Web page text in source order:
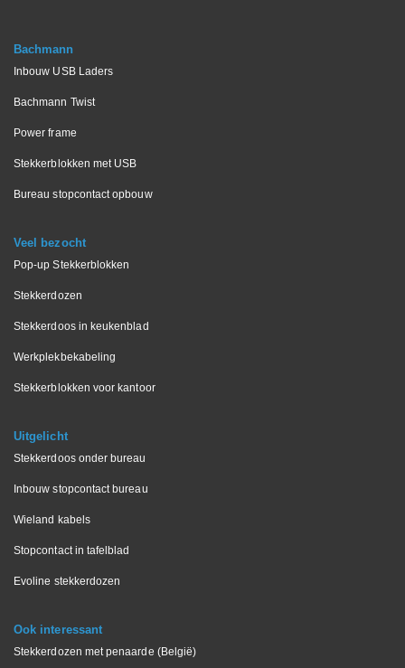
Bachmann
Inbouw USB Laders
Bachmann Twist
Power frame
Stekkerblokken met USB
Bureau stopcontact opbouw
Veel bezocht
Pop-up Stekkerblokken
Stekkerdozen
Stekkerdoos in keukenblad
Werkplekbekabeling
Stekkerblokken voor kantoor
Uitgelicht
Stekkerdoos onder bureau
Inbouw stopcontact bureau
Wieland kabels
Stopcontact in tafelblad
Evoline stekkerdozen
Ook interessant
Stekkerdozen met penaarde (België)